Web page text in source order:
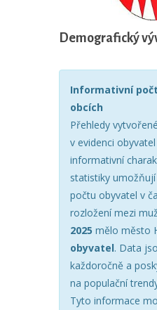
Demografický
Informativní
obcích
Přehledy
v evidenci
informativní
statistiky
počtu obyvatel v
rozložení mezi
2025 mělo město
obyvatel. Data
každoročně a
na populační
Tyto informace